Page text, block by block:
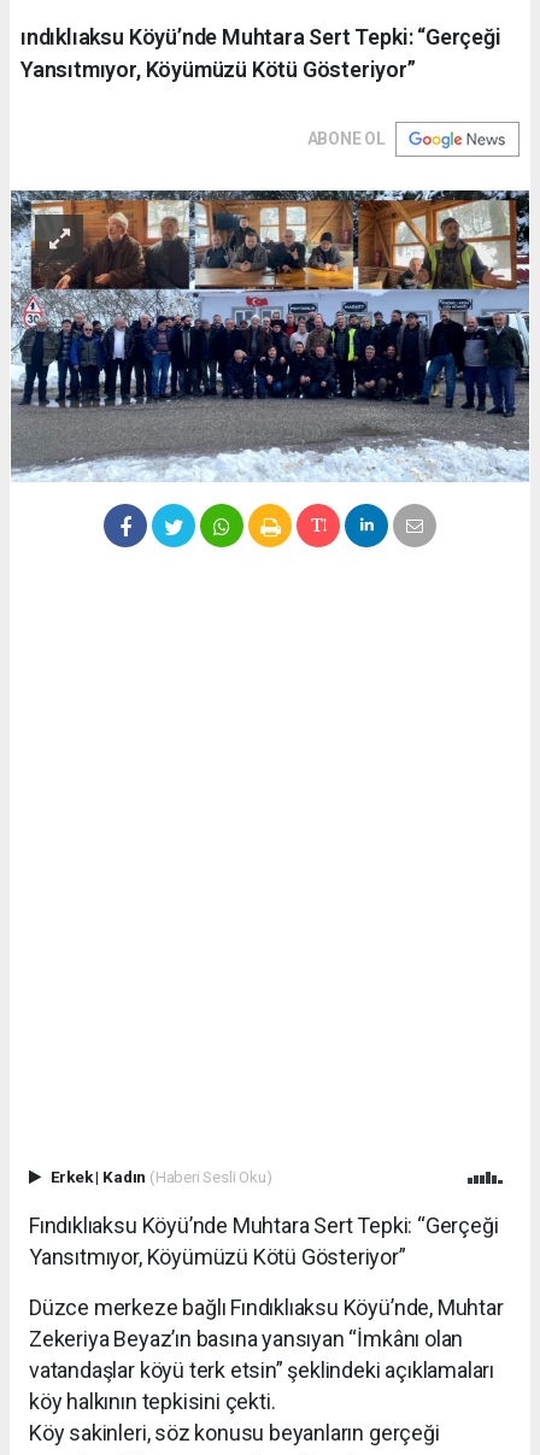
ındıklıaksu Köyü’nde Muhtara Sert Tepki: “Gerçeği
Yansıtmıyor, Köyümüzü Kötü Gösteriyor”
ABONE OL
Erkek| Kadın (Haberi Sesli Oku)
Fındıklıaksu Köyü’nde Muhtara Sert Tepki: “Gerçeği
Yansıtmıyor, Köyümüzü Kötü Gösteriyor”
Düzce merkeze bağlı Fındıklıaksu Köyü’nde, Muhtar
Zekeriya Beyaz’ın basına yansıyan “İmkânı olan
vatandaşlar köyü terk etsin” şeklindeki açıklamaları
köy halkının tepkisini çekti.
Köy sakinleri, söz konusu beyanların gerçeği